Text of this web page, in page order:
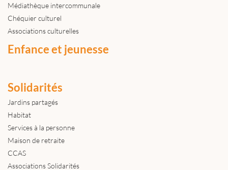
Médiathèque intercommunale
Chéquier culturel
Associations culturelles
Enfance et jeunesse
Solidarités
Jardins partagés
Habitat
Services à la personne
Maison de retraite
CCAS
Associations Solidarités